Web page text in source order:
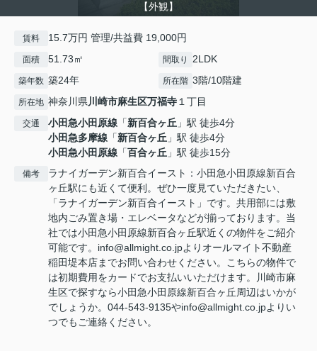
【外観】
賃料 15.7万円 管理/共益費 19,000円
面積 51.73㎡ 間取り 2LDK
築年数 築24年 所在階 3階/10階建
所在地 神奈川県川崎市麻生区万福寺１丁目
交通 小田急小田原線 「新百合ヶ丘 」駅 徒歩4分
小田急多摩線 「新百合ヶ丘 」駅 徒歩4分
小田急小田原線 「百合ヶ丘 」駅 徒歩15分
備考
ラナイガーデン新百合イースト：小田急小田原線新百合
ヶ丘駅にも近くて便利。ぜひ一度見ていただきたい、
「ラナイガーデン新百合イースト」です。共用部には敷
地内ごみ置き場・エレベータなどが揃っております。当
社では小田急小田原線新百合ヶ丘駅近くの物件をご紹介
可能です。info@allmight.co.jpよりオールマイト不動産
稲田堤本店までお問い合わせください。こちらの物件で
は初期費用をカードでお支払いいただけます。川崎市麻
生区で探すなら小田急小田原線新百合ヶ丘周辺はいかが
でしょうか。044-543-9135やinfo@allmight.co.jpよりい
つでもご連絡ください。